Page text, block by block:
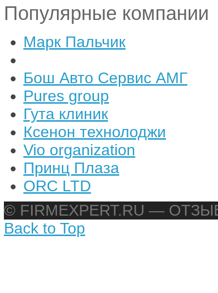
Популярные компании
Марк Пальчик
Бош Авто Сервис АМГ
Pures group
Гута клиник
Ксенон технолоджи
Vio organization
Принц Плаза
ORC LTD
© FIRMEXPERT.RU —
Back to Top